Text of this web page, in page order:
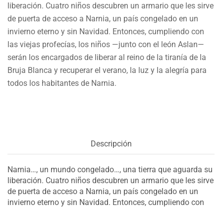
liberación. Cuatro niños descubren un armario que les sirve
de puerta de acceso a Narnia, un país congelado en un
invierno eterno y sin Navidad. Entonces, cumpliendo con
las viejas profecías, los niños —junto con el león Aslan—
serán los encargados de liberar al reino de la tiranía de la
Bruja Blanca y recuperar el verano, la luz y la alegría para
todos los habitantes de Narnia.
Descripción
Narnia…, un mundo congelado…, una tierra que aguarda su
liberación. Cuatro niños descubren un armario que les sirve
de puerta de acceso a Narnia, un país congelado en un
invierno eterno y sin Navidad. Entonces, cumpliendo con